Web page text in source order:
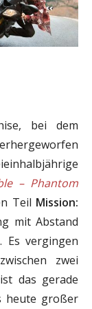
bei dem
– Phantom
Teil Mission:
mit Abstand
Es vergingen
zwei
das gerade
heute großer